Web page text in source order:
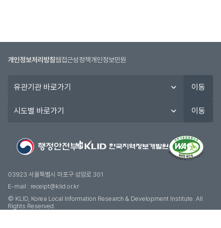
개인정보처리방침웹접근성정책개인정보민원
관
이동
도
기
이동
03923 서울특별시 마포구 성암로 301
E-mail : receipt@klid.or.kr
© KLID, Korea Local Information Research & Development Institute. AII
Rights Reserved.